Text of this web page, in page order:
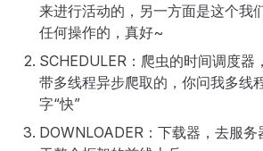
来进行活动的，另一方面是这个我
任何操作的，真好~
SCHEDULER：爬虫的时间调度器
带多线程异步爬取的，你问我多线
字“快”
DOWNLOADER：下载器，去服务